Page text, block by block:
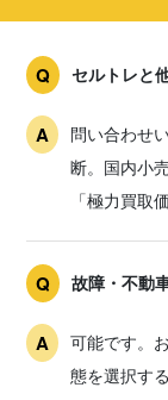
セルトレと
問い合わせ
断。国内小
「極力買取
故障・不動
可能です。
態を選択す